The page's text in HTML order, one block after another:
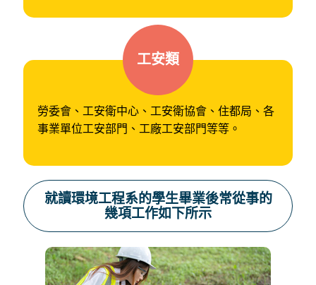
工安類
勞委會、工安衛中心、工安衛協會、住都局、各
事業單位工安部門、工廠工安部門等等。
就讀環境工程系的學生畢業後常從事的
幾項工作如下所示